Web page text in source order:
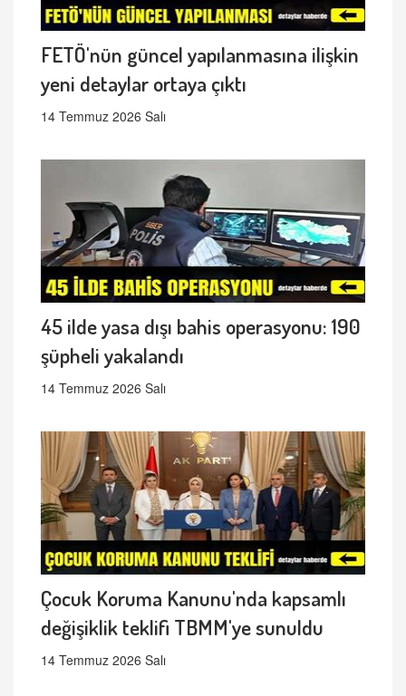
FETÖ'nün güncel yapılanmasına ilişkin
yeni detaylar ortaya çıktı
14 Temmuz 2026 Salı
45 ilde yasa dışı bahis operasyonu: 190
şüpheli yakalandı
14 Temmuz 2026 Salı
Çocuk Koruma Kanunu'nda kapsamlı
değişiklik teklifi TBMM'ye sunuldu
14 Temmuz 2026 Salı